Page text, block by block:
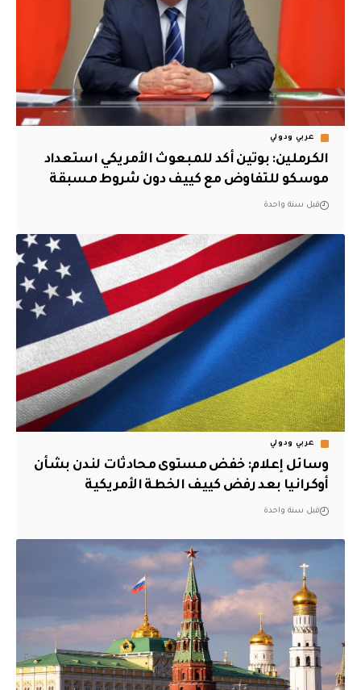
عربي ودولي
الكرملين: بوتين أكد للمبعوث الأمريكي استعداد
موسكو للتفاوض مع كييف دون شروط مسبقة
قبل سنة واحدة
عربي ودولي
وسائل إعلام: خفض مستوى محادثات لندن بشأن
أوكرانيا بعد رفض كييف الخطة الأمريكية
قبل سنة واحدة